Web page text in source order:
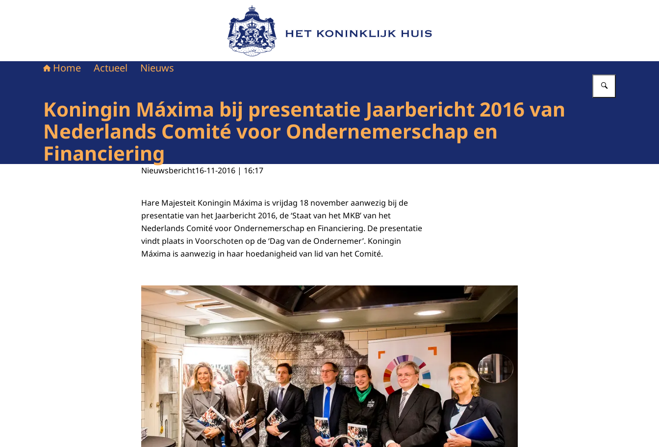
Naar de homepage van Het Koninklijk Huis
Home Actueel Nieuws
Koningin Máxima bij presentatie Jaarbericht 2016 van
Nederlands Comité voor Ondernemerschap en
Financiering
Nieuwsbericht16-11-2016 | 16:17
Hare Majesteit Koningin Máxima is vrijdag 18 november aanwezig bij de
presentatie van het Jaarbericht 2016, de ‘Staat van het MKB’ van het
Nederlands Comité voor Ondernemerschap en Financiering. De presentatie
vindt plaats in Voorschoten op de ‘Dag van de Ondernemer’. Koningin
Máxima is aanwezig in haar hoedanigheid van lid van het Comité.